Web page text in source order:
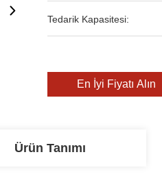
Tedarik Kapasitesi:
En İyi Fiyatı Alın
Ürün Tanımı